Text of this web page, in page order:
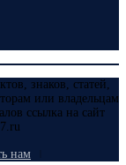
знаков, статей,
или владельцам
ссылка на сайт
нам